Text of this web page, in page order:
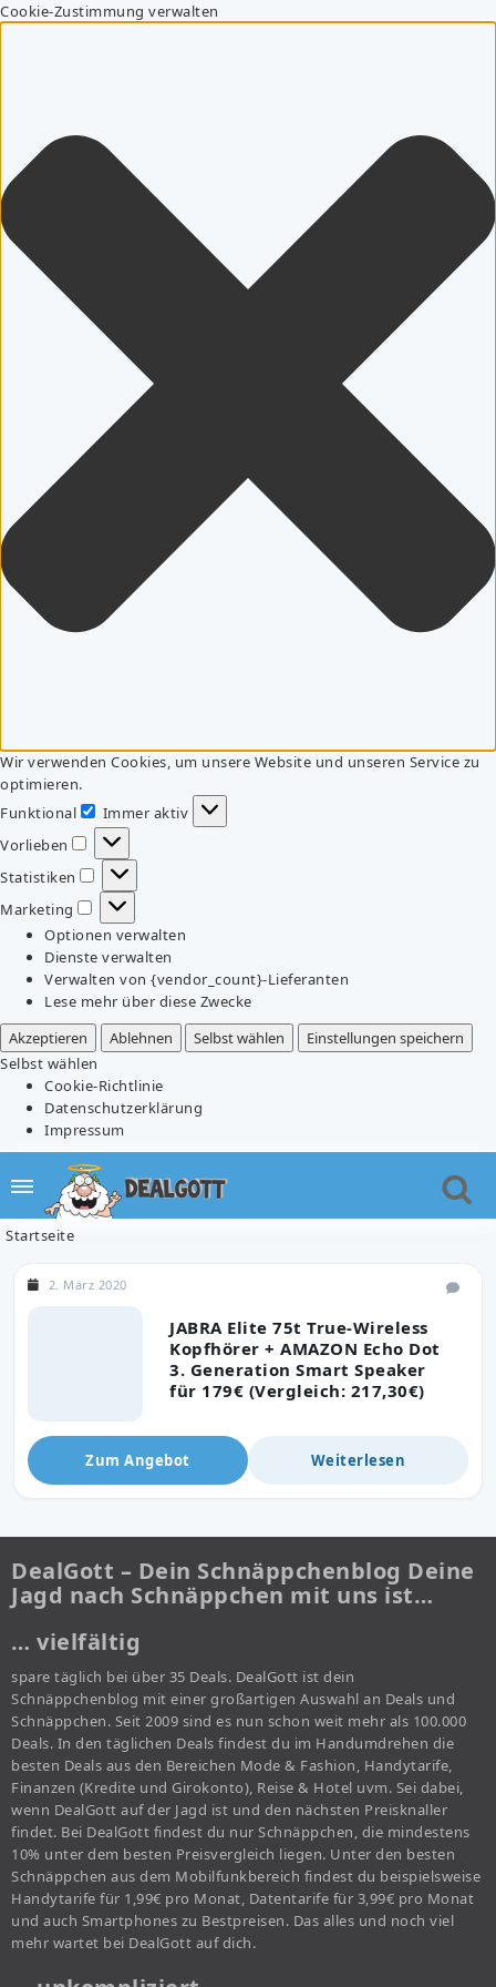
Cookie-Zustimmung verwalten
Wir verwenden Cookies, um unsere Website und unseren Service zu
optimieren.
Funktional
Funktional
Immer aktiv
Vorlieben
Vorlieben
Statistiken
Statistiken
Marketing
Marketing
Optionen verwalten
Dienste verwalten
Verwalten von {vendor_count}-Lieferanten
Lese mehr über diese Zwecke
Akzeptieren
Ablehnen Selbst wählen
Einstellungen speichern
Selbst wählen
Cookie-Richtlinie
Datenschutzerklärung
Impressum
Startseite
JABRA Elite 75t True-Wireless
Kopfhörer + AMAZON Echo Dot
3. Generation Smart Speaker
für 179€ (Vergleich: 217,30€)
2. März 2020
Zum Angebot Weiterlesen
DealGott – Dein Schnäppchenblog Deine
Jagd nach Schnäppchen mit uns ist…
… vielfältig
spare täglich bei über 35 Deals. DealGott ist dein
Schnäppchenblog mit einer großartigen Auswahl an Deals und
Schnäppchen. Seit 2009 sind es nun schon weit mehr als 100.000
Deals. In den täglichen Deals findest du im Handumdrehen die
besten Deals aus den Bereichen Mode & Fashion, Handytarife,
Finanzen (Kredite und Girokonto), Reise & Hotel uvm. Sei dabei,
wenn DealGott auf der Jagd ist und den nächsten Preisknaller
findet. Bei DealGott findest du nur Schnäppchen, die mindestens
10% unter dem besten Preisvergleich liegen. Unter den besten
Schnäppchen aus dem Mobilfunkbereich findest du beispielsweise
Handytarife für 1,99€ pro Monat, Datentarife für 3,99€ pro Monat
und auch Smartphones zu Bestpreisen. Das alles und noch viel
mehr wartet bei DealGott auf dich.